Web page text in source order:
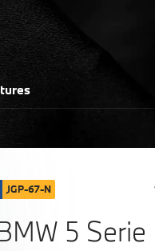
JGP-67-N
5 Serie